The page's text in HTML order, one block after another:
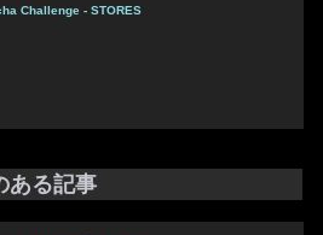
Challenge - STORES
ある記事